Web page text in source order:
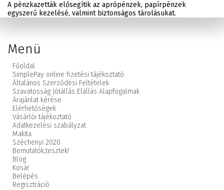
A pénzkazetták elősegítik az aprópénzek, papírpénzek
egyszerű kezelésé, valmint biztonságos tárolásukat.
Menü
Főoldal
SimplePay online fizetési tájékoztató
Általános Szerződési Feltételek
Szavatosság Jótállás Elállás Alapfogalmak
Árajánlat kérése
Elérhetőségek
Vásárlói tájékoztató
Adatkezelési szabályzat
Makita
Széchenyi 2020
Bemutatók,tesztek!
Blog
Kosár
Belépés
Regisztráció